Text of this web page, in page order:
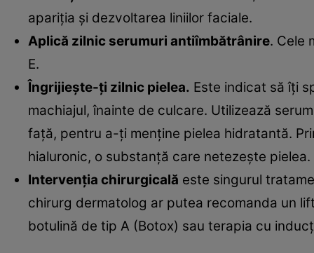
apariţia şi dezvoltarea liniilor faciale.
Aplică zilnic serumuri antiîmbătrânire. Cele
E.
Îngrijieşte-ţi zilnic pielea. Este indicat să îţi
machiajul, înainte de culcare. Utilizează
faţă, pentru a-ţi menţine pielea hidratantă.
hialuronic, o substanţă care netezeşte pielea.
Intervenţia chirurgicală este singurul
chirurg dermatolog ar putea recomanda un
botulină de tip A (Botox) sau terapia cu